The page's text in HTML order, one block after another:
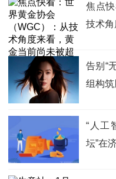
焦点
技术
告别“
组构筑
“人工
坛”在